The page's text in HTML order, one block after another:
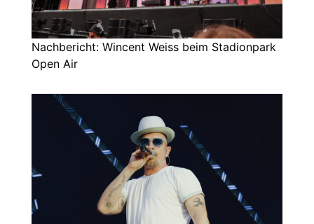
Nachbericht: Wincent Weiss beim Stadionpark
Open Air